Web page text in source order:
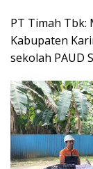
PT Timah Tbk:
Kabupaten
sekolah PAUD